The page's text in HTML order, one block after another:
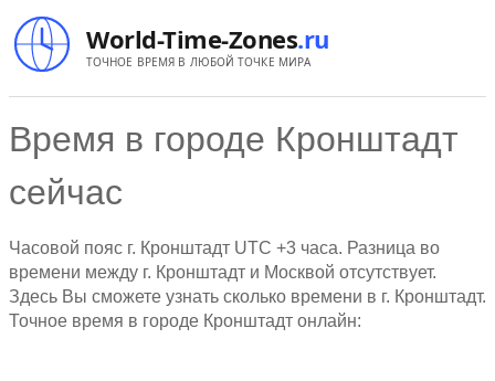
World-Time-Zones.ru
ТОЧНОЕ ВРЕМЯ В ЛЮБОЙ ТОЧКЕ МИРА
Время в городе Кронштадт
сейчас
Часовой пояс г. Кронштадт UTC +3 часа. Разница во
времени между г. Кронштадт и Москвой отсутствует.
Здесь Вы сможете узнать сколько времени в г. Кронштадт.
Точное время в городе Кронштадт онлайн: